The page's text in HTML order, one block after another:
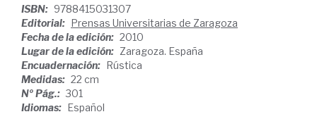
ISBN: 9788415031307
Editorial: Prensas Universitarias de Zaragoza
Fecha de la edición: 2010
Lugar de la edición: Zaragoza. España
Encuadernación: Rústica
Medidas: 22 cm
Nº Pág.: 301
Idiomas: Español